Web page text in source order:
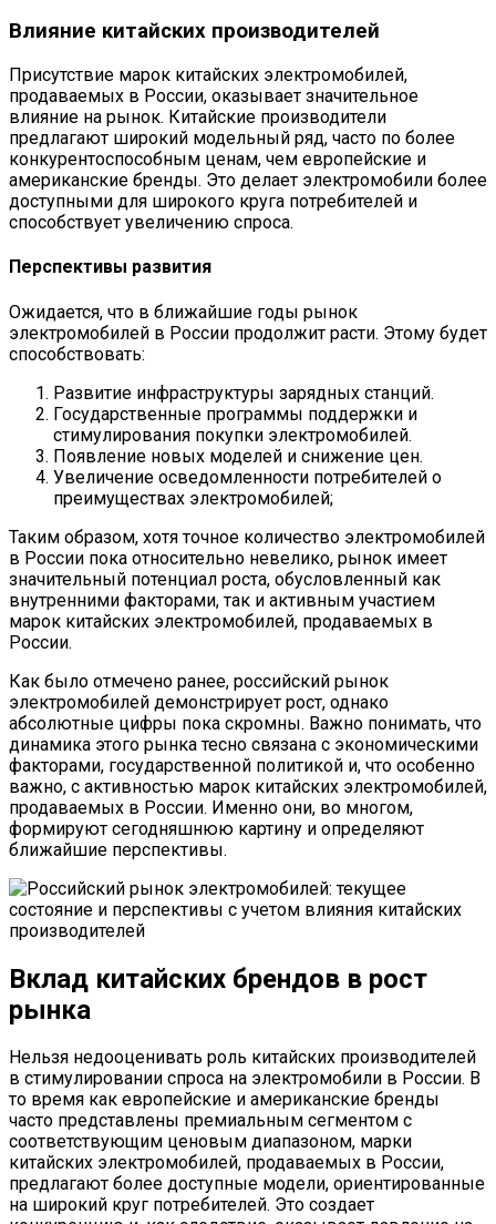
Влияние китайских производителей
Присутствие марок китайских электромобилей,
продаваемых в России, оказывает значительное
влияние на рынок. Китайские производители
предлагают широкий модельный ряд, часто по более
конкурентоспособным ценам, чем европейские и
американские бренды. Это делает электромобили более
доступными для широкого круга потребителей и
способствует увеличению спроса.
Перспективы развития
Ожидается, что в ближайшие годы рынок
электромобилей в России продолжит расти. Этому будет
способствовать:
Развитие инфраструктуры зарядных станций.
Государственные программы поддержки и
стимулирования покупки электромобилей.
Появление новых моделей и снижение цен.
Увеличение осведомленности потребителей о
преимуществах электромобилей;
Таким образом, хотя точное количество электромобилей
в России пока относительно невелико, рынок имеет
значительный потенциал роста, обусловленный как
внутренними факторами, так и активным участием
марок китайских электромобилей, продаваемых в
России.
Как было отмечено ранее, российский рынок
электромобилей демонстрирует рост, однако
абсолютные цифры пока скромны. Важно понимать, что
динамика этого рынка тесно связана с экономическими
факторами, государственной политикой и, что особенно
важно, с активностью марок китайских электромобилей,
продаваемых в России. Именно они, во многом,
формируют сегодняшнюю картину и определяют
ближайшие перспективы.
Вклад китайских брендов в рост
рынка
Нельзя недооценивать роль китайских производителей
в стимулировании спроса на электромобили в России. В
то время как европейские и американские бренды
часто представлены премиальным сегментом с
соответствующим ценовым диапазоном, марки
китайских электромобилей, продаваемых в России,
предлагают более доступные модели, ориентированные
на широкий круг потребителей. Это создает